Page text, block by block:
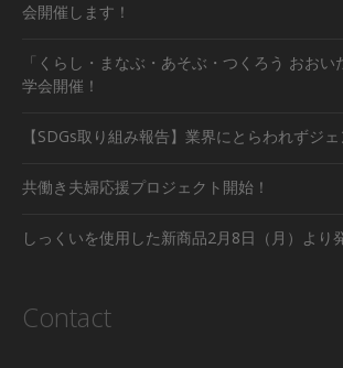
会開催します！
「くらし・まなぶ・あそぶ・つくろう おおい
学会開催！
【SDGs取り組み報告】業界にとらわれずジ
共働き夫婦応援プロジェクト開始！
しっくいを使用した新商品2月8日（月）より
Contact